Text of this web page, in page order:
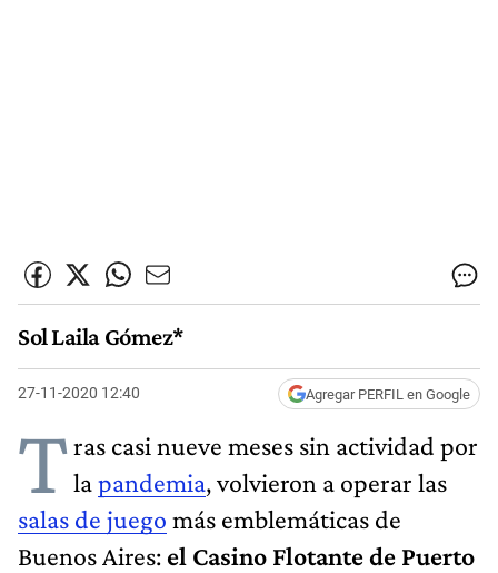
Sol Laila Gómez*
27-11-2020 12:40 Agregar PERFIL en Google
Tras casi nueve meses sin actividad por
lapandemia, volvieron a operar las
salas de juego más emblemáticas de
Buenos Aires: el Casino Flotante de Puerto